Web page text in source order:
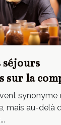
séjours
sur la
synonyme
mais au-delà